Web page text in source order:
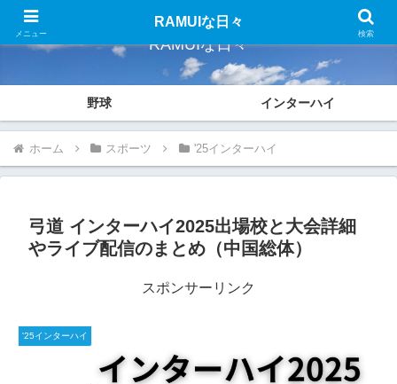
RAMUIな日々
野球 インターハイ
ホーム スポーツ '25インターハイ
弓道 インターハイ2025出場校と大会詳細
やライブ配信のまとめ（中国総体）
スポンサーリンク
'25インターハイ
メニュー
RAMUIな日々
検索